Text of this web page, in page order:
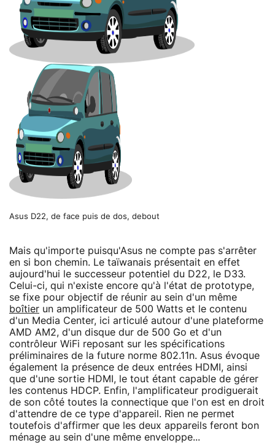
Asus D22, de face puis de dos, debout
Mais qu'importe puisqu'Asus ne compte pas s'arrêter
en si bon chemin. Le taïwanais présentait en effet
aujourd'hui le successeur potentiel du D22, le D33.
Celui-ci, qui n'existe encore qu'à l'état de prototype,
se fixe pour objectif de réunir au sein d'un même
boîtier un amplificateur de 500 Watts et le contenu
d'un Media Center, ici articulé autour d'une plateforme
AMD AM2, d'un disque dur de 500 Go et d'un
contrôleur WiFi reposant sur les spécifications
préliminaires de la future norme 802.11n. Asus évoque
également la présence de deux entrées HDMI, ainsi
que d'une sortie HDMI, le tout étant capable de gérer
les contenus HDCP. Enfin, l'amplificateur prodiguerait
de son côté toutes la connectique que l'on est en droit
d'attendre de ce type d'appareil. Rien ne permet
toutefois d'affirmer que les deux appareils feront bon
ménage au sein d'une même enveloppe...